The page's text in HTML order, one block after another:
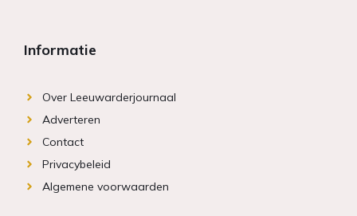
Informatie
Over Leeuwarderjournaal
Adverteren
Contact
Privacybeleid
Algemene voorwaarden